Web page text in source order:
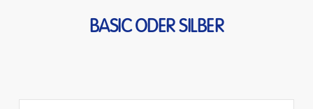
BASIC ODER SILBER